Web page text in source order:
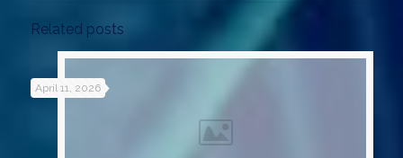
Related posts
April 11, 2026